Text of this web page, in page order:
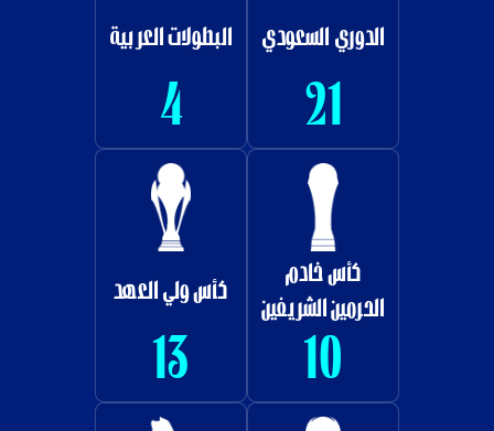
كأس الأمير فيصل
بن فهد
7
دوري أبطال آسيا
4
بطولة آسيا ابطال
الكؤوس
2
كأس السوبر
الآسيوي
2